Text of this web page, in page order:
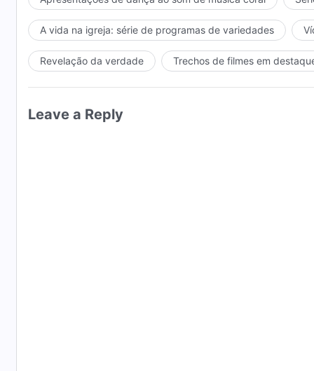
A vida na igreja: série de programas de variedades
Revelação da verdade Trechos de filmes em
Leave a Reply